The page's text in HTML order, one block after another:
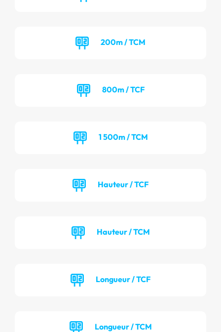
200m / TCM
800m / TCF
1 500m / TCM
Hauteur / TCF
Hauteur / TCM
Longueur / TCF
Longueur / TCM